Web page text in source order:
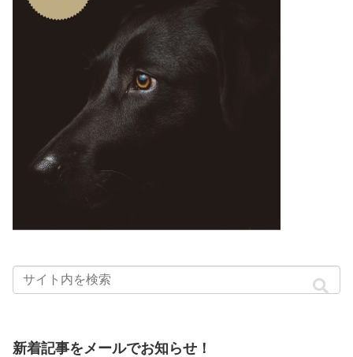
新着記事をメールでお知らせ！